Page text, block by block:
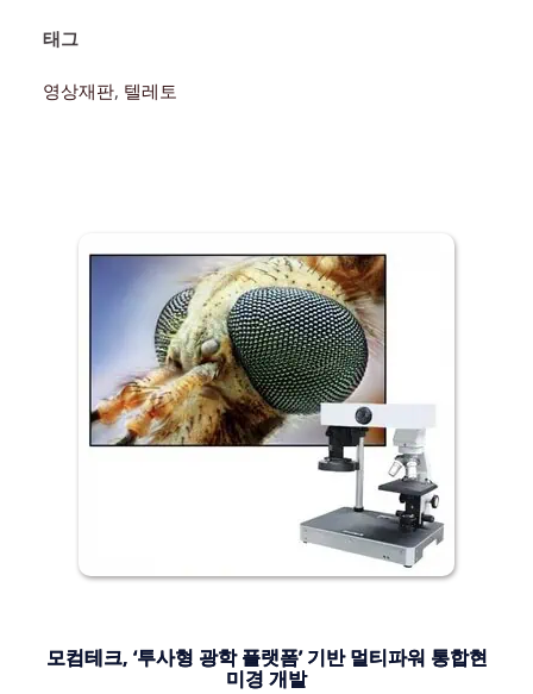
태그
영상재판, 텔레토
모컴테크, ‘투사형 광학 플랫폼’ 기반 멀티파워 통합현
미경 개발